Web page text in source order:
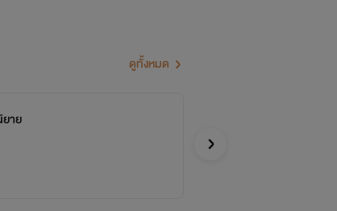
ดูทั้งหมด
าย